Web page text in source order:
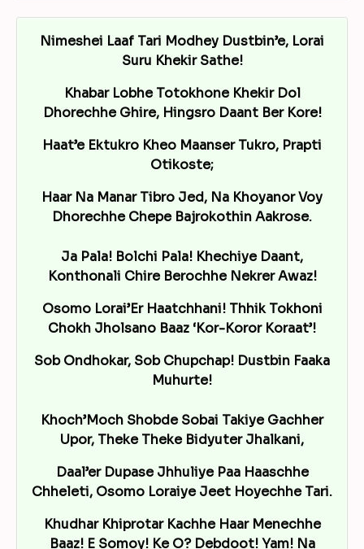
Nimeshei Laaf Tari Modhey Dustbin’e, Lorai
Suru Khekir Sathe!
Khabar Lobhe Totokhone Khekir Dol
Dhorechhe Ghire, Hingsro Daant Ber Kore!
Haat’e Ektukro Kheo Maanser Tukro, Prapti
Otikoste;
Haar Na Manar Tibro Jed, Na Khoyanor Voy
Dhorechhe Chepe Bajrokothin Aakrose.
Ja Pala! Bolchi Pala! Khechiye Daant,
Konthonali Chire Berochhe Nekrer Awaz!
Osomo Lorai’Er Haatchhani! Thhik Tokhoni
Chokh Jholsano Baaz ‘Kor-Koror Koraat’!
Sob Ondhokar, Sob Chupchap! Dustbin Faaka
Muhurte!
Khoch’Moch Shobde Sobai Takiye Gachher
Upor, Theke Theke Bidyuter Jhalkani,
Daal’er Dupase Jhhuliye Paa Haaschhe
Chheleti, Osomo Loraiye Jeet Hoyechhe Tari.
Khudhar Khiprotar Kachhe Haar Menechhe
Baaz! E Somoy! Ke O? Debdoot! Yam! Na